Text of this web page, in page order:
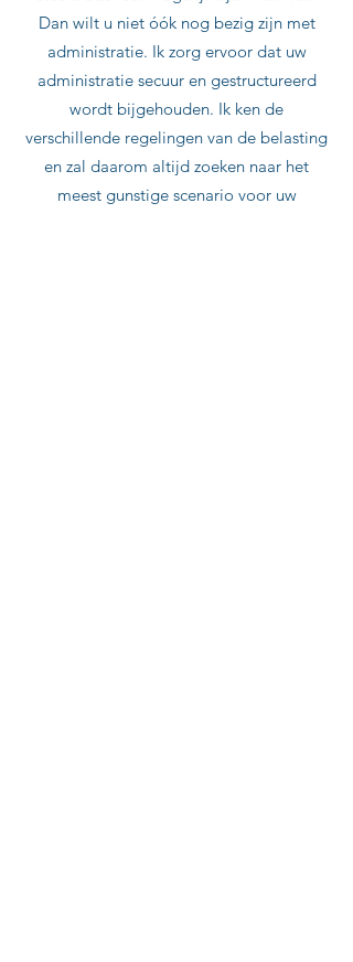
Dan wilt u niet óók nog bezig zijn met
administratie. Ik zorg ervoor dat uw
administratie secuur en gestructureerd
wordt bijgehouden. Ik ken de
verschillende regelingen van de belasting
en zal daarom altijd zoeken naar het
meest gunstige scenario voor uw